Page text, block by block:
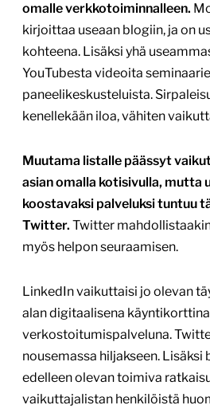
omalle verkkotoiminnalleen.
kirjoittaa useaan blogiin, ja on
kohteena. Lisäksi yhä
YouTubesta videoita
paneelikeskusteluista.
kenellekään iloa, vähiten
Muutama listalle päässyt
asian omalla kotisivulla, mutta
koostavaksi palveluksi tuntuu
Twitter. Twitter
myös helpon seuraamisen.
LinkedIn vaikuttaisi jo olevan
alan digitaalisena
verkostoitumispalveluna.
nousemassa hiljakseen.
edelleen olevan toimiva
vaikuttajalistan henkilöistä